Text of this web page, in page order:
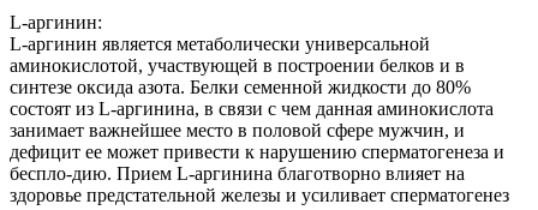
L-аргинин:
L-аргинин является метаболически универсальной
аминокислотой, участвующей в построении белков и в
синтезе оксида азота. Белки семенной жидкости до 80%
состоят из L-аргинина, в связи с чем данная аминокислота
занимает важнейшее место в половой сфере мужчин, и
дефицит ее может привести к нарушению сперматогенеза и
беспло-дию. Прием L-аргинина благотворно влияет на
здоровье предстательной железы и усиливает сперматогенез